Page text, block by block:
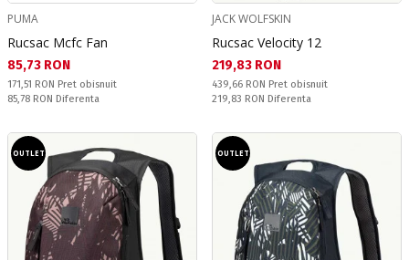
PUMA
Rucsac Mcfc Fan
Текуща цена:
85,73 RON
Pret obisnuit:
171,51 RON Pret obisnuit
Спестявате:
85,78 RON Diferenta
JACK WOLFSKIN
Rucsac Velocity 12
Текуща цена:
219,83 RON
Pret obisnuit:
439,66 RON Pret obisnuit
Спестявате:
219,83 RON Diferenta
OUTLET OUTLET